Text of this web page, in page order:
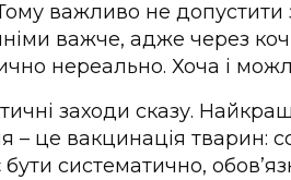
важливо не
важче, адже через
нереально. Хоча і
заходи сказу.
це вакцинація тварин:
систематично,